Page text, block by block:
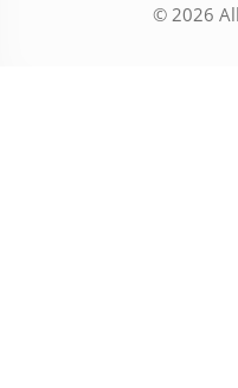
© 2026